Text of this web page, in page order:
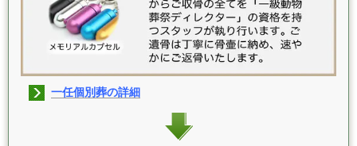
一任個別葬の詳細